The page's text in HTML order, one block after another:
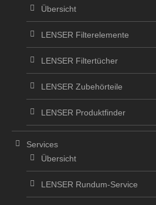
Übersicht
LENSER Filterelemente
LENSER Filtertücher
LENSER Zubehörteile
LENSER Produktfinder
Services
Übersicht
LENSER Rundum-Service